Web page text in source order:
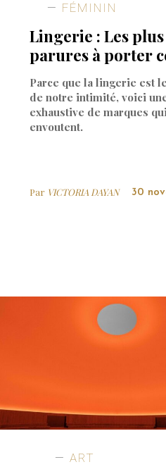
FÉMININ
Lingerie : Les
parures à porter
Parce que la lingerie est
de notre intimité, voici
exhaustive de marques
envoutent.
Par VICTORIA DAYAN 30
ART